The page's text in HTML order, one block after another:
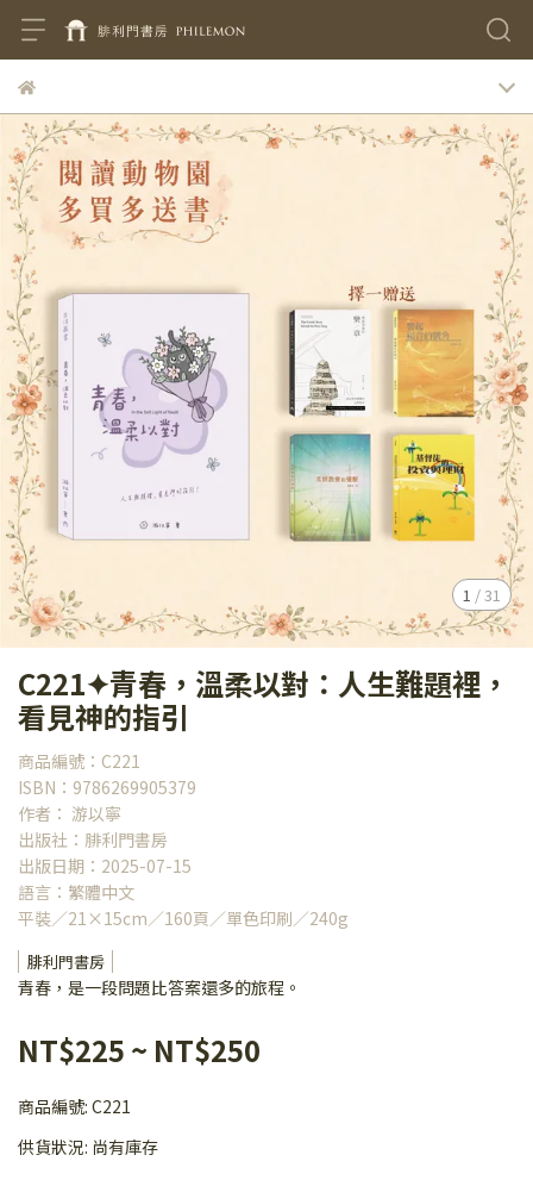
1 /31
C221✦青春，溫柔以對：人生難題裡，
看見神的指引
商品編號：C221
ISBN：9786269905379
作者： 游以寧
出版社：腓利門書房
出版日期：2025-07-15
語言：繁體中文
平裝／21×15cm／160頁／單色印刷／240g
腓利門書房
青春，是一段問題比答案還多的旅程。
NT$225 ~ NT$250
商品編號: C221
供貨狀況: 尚有庫存